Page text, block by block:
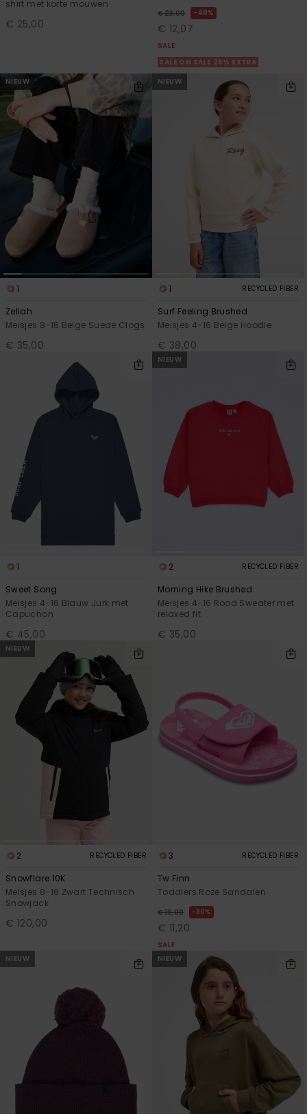
shirt met korte mouwen
€ 25,00
€ 23,00 48%
€ 12,07
SALE
SALE ON SALE 25% EXTRA
NIEUW
1
Zeliah
Meisjes 8-16 Beige Suede Clogs
€ 35,00
NIEUW
1 RECYCLED FIBER
Surf Feeling Brushed
Meisjes 4-16 Beige Hoodie
€ 38,00
1
Sweet Song
Meisjes 4-16 Blauw Jurk met
Capuchon
€ 45,00
NIEUW
2 RECYCLED FIBER
Morning Hike Brushed
Meisjes 4-16 Rood Sweater met
relaxed fit
€ 35,00
NIEUW
2 RECYCLED FIBER
Snowflare 10K
Meisjes 8-16 Zwart Technisch
Snowjack
€ 120,00
3 RECYCLED FIBER
Tw Finn
Toddlers Roze Sandalen
€ 16,00 30%
€ 11,20
SALE
NIEUW
NIEUW